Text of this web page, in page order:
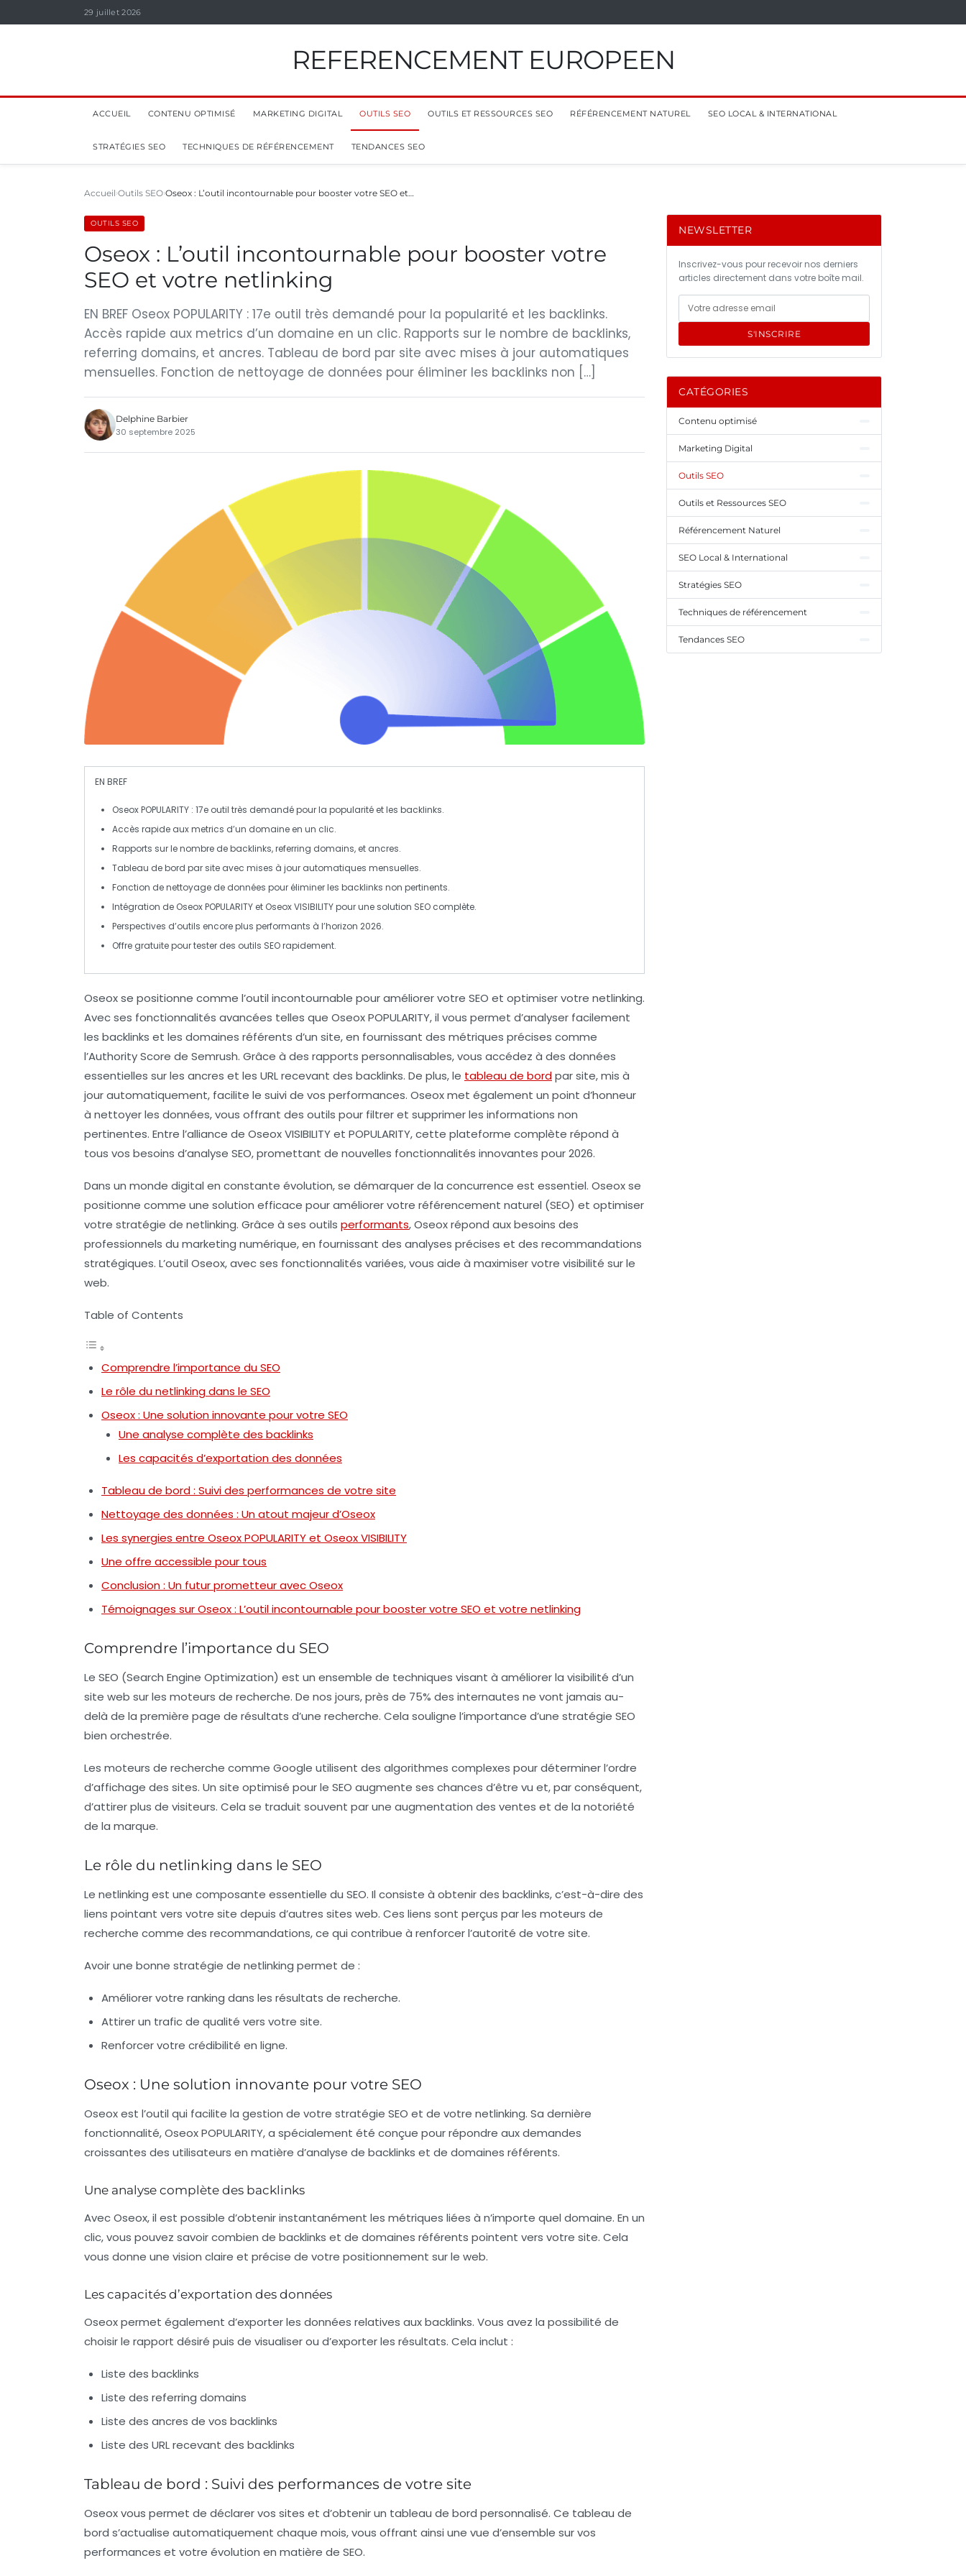
29 juillet 2026
REFERENCEMENT EUROPEEN
ACCUEIL CONTENU OPTIMISÉ MARKETING DIGITAL OUTILS SEO OUTILS ET RESSOURCES SEO RÉFÉRENCEMENT NATUREL SEO LOCAL & INTERNATIONAL
STRATÉGIES SEO TECHNIQUES DE RÉFÉRENCEMENT TENDANCES SEO
Accueil Outils SEO Oseox : L’outil incontournable pour booster votre SEO et…
OUTILS SEO
Oseox : L’outil incontournable pour booster votre
SEO et votre netlinking
EN BREF Oseox POPULARITY : 17e outil très demandé pour la popularité et les backlinks.
Accès rapide aux metrics d’un domaine en un clic. Rapports sur le nombre de backlinks,
referring domains, et ancres. Tableau de bord par site avec mises à jour automatiques
mensuelles. Fonction de nettoyage de données pour éliminer les backlinks non […]
Delphine Barbier
30 septembre 2025
EN BREF
Oseox POPULARITY : 17e outil très demandé pour la popularité et les backlinks.
Accès rapide auxmetrics d’un domaine en un clic.
Rapports sur le nombre debacklinks,referring domains, et ancres.
Tableau de bord par site avec mises à jour automatiques mensuelles.
Fonction denettoyage de données pour éliminer les backlinks non pertinents.
Intégration de Oseox POPULARITY et Oseox VISIBILITYpour une solution SEO complète.
Perspectives d’outils encore plus performants à l’horizon 2026.
Offre gratuite pour tester des outils SEO rapidement.
Oseoxse positionne comme l’outil incontournable pour améliorer votre SEO et optimiser votre netlinking.
Avec ses fonctionnalités avancées telles que Oseox POPULARITY, il vous permet d’analyser facilement
les backlinks et les domaines référents d’un site, en fournissant des métriques précises comme
l’Authority Score de Semrush. Grâce à des rapports personnalisables, vous accédez à des données
essentielles sur les ancres et les URLrecevant des backlinks. De plus, le tableau de bordpar site, mis à
jour automatiquement, facilite le suivi de vos performances. Oseox met également un point d’honneur
à nettoyer les données, vous offrant des outils pour filtrer et supprimer les informations non
pertinentes. Entre l’alliance de Oseox VISIBILITYet POPULARITY, cette plateforme complète répond à
tous vos besoins d’analyse SEO, promettant de nouvelles fonctionnalités innovantes pour 2026.
Dans un monde digital en constante évolution, se démarquer de la concurrence est essentiel. Oseox se
positionne comme une solution efficace pour améliorer votre référencement naturel (SEO) et optimiser
votre stratégie de netlinking. Grâce à ses outils performants, Oseox répond aux besoins des
professionnels du marketing numérique, en fournissant des analyses précises et des recommandations
stratégiques. L’outil Oseox, avec ses fonctionnalités variées, vous aide à maximiser votre visibilité sur le
web.
Table of Contents
Comprendre l’importance du SEO
Le rôle du netlinking dans le SEO
Oseox : Une solution innovante pour votre SEO
Une analyse complète des backlinks
Les capacités d’exportation des données
Tableau de bord : Suivi des performances de votre site
Nettoyage des données : Un atout majeur d’Oseox
Les synergies entre Oseox POPULARITY et Oseox VISIBILITY
Une offre accessible pour tous
Conclusion : Un futur prometteur avec Oseox
Témoignages sur Oseox : L’outil incontournable pour booster votre SEO et votre netlinking
Comprendre l’importance du SEO
Le SEO (Search Engine Optimization) est un ensemble de techniques visant à améliorer la visibilité d’un
site web sur les moteurs de recherche. De nos jours, près de 75% des internautes ne vont jamais au-
delà de la première page de résultats d’une recherche. Cela souligne l’importance d’une stratégie SEO
bien orchestrée.
Les moteurs de recherche comme Google utilisent des algorithmes complexes pour déterminer l’ordre
d’affichage des sites. Un site optimisé pour le SEO augmente ses chances d’être vu et, par conséquent,
d’attirer plus de visiteurs. Cela se traduit souvent par une augmentation des ventes et de la notoriété
de la marque.
Le rôle du netlinking dans le SEO
Le netlinking est une composante essentielle du SEO. Il consiste à obtenir des backlinks, c’est-à-dire des
liens pointant vers votre site depuis d’autres sites web. Ces liens sont perçus par les moteurs de
recherche comme des recommandations, ce qui contribue à renforcer l’autorité de votre site.
Avoir une bonne stratégie de netlinking permet de :
Améliorer votre ranking dans les résultats de recherche.
Attirer un trafic de qualité vers votre site.
Renforcer votre crédibilité en ligne.
Oseox : Une solution innovante pour votre SEO
Oseox est l’outil qui facilite la gestion de votre stratégie SEO et de votre netlinking. Sa dernière
fonctionnalité, Oseox POPULARITY, a spécialement été conçue pour répondre aux demandes
croissantes des utilisateurs en matière d’analyse de backlinks et de domaines référents.
Une analyse complète des backlinks
Avec Oseox, il est possible d’obtenir instantanément les métriques liées à n’importe quel domaine. En un
clic, vous pouvez savoir combien de backlinks et de domaines référents pointent vers votre site. Cela
vous donne une vision claire et précise de votre positionnement sur le web.
Les capacités d’exportation des données
Oseox permet également d’exporter les données relatives aux backlinks. Vous avez la possibilité de
choisir le rapport désiré puis de visualiser ou d’exporter les résultats. Cela inclut :
Liste des backlinks
Liste des referring domains
Liste des ancres de vos backlinks
Liste des URL recevant des backlinks
Tableau de bord : Suivi des performances de votre site
Oseox vous permet de déclarer vos sites et d’obtenir un tableau de bord personnalisé. Ce tableau de
bord s’actualise automatiquement chaque mois, vous offrant ainsi une vue d’ensemble sur vos
performances et votre évolution en matière de SEO.
NEWSLETTER
Inscrivez-vous pour recevoir nos derniers
articles directement dans votre boîte mail.
S'INSCRIRE
CATÉGORIES
Contenu optimisé
Marketing Digital
Outils SEO
Outils et Ressources SEO
Référencement Naturel
SEO Local & International
Stratégies SEO
Techniques de référencement
Tendances SEO